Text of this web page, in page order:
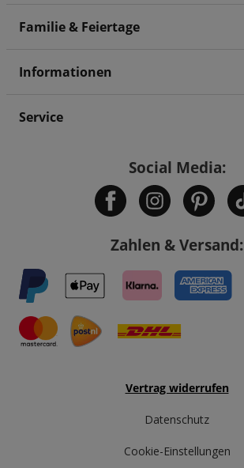
Familie & Feiertage
Informationen
Service
Social Media:
Zahlen & Versand:
Vertrag widerrufen
Datenschutz
Cookie-Einstellungen